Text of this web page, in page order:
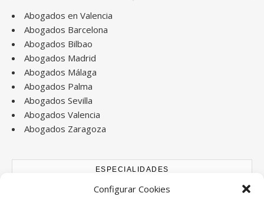
Configurar Cookies
Abogados en Valencia
Abogados Barcelona
Abogados Bilbao
Abogados Madrid
Abogados Málaga
Abogados Palma
Abogados Sevilla
Abogados Valencia
Abogados Zaragoza
ESPECIALIDADES
Abogados Accidentes de tráfico